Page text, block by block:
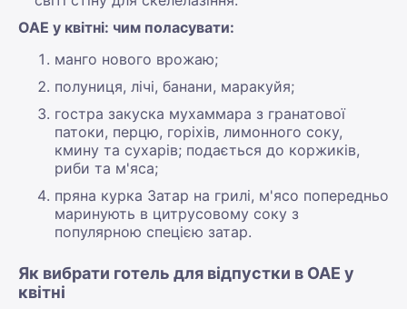
ОАЕ у квітні: чим поласувати:
манго нового врожаю;
полуниця, лічі, банани, маракуйя;
гостра закуска мухаммара з гранатової
патоки, перцю, горіхів, лимонного соку,
кмину та сухарів; подається до коржиків,
риби та м'яса;
пряна курка Затар на грилі, м'ясо попередньо
маринують в цитрусовому соку з
популярною спецією затар.
Як вибрати готель для відпустки в ОАЕ у
квітні